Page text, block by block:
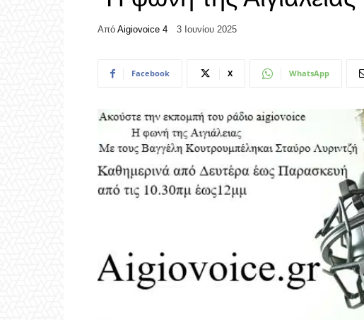
Από Aigiovoice 4 3 Ιουνίου 2025
Facebook X WhatsApp